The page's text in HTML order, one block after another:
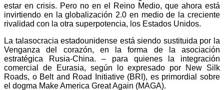
estar en crisis. Pero no en el Reino Medio, que ahora está
invirtiendo en la globalización 2.0 en medio de la creciente
rivalidad con la otra superpotencia, los Estados Unidos.
La talasocracia estadounidense está siendo sustituida por la
Venganza del corazón, en la forma de la asociación
estratégica Rusia-China. – para quienes la integración
comercial de Eurasia, según lo expresado por New Silk
Roads, o Belt and Road Initiative (BRI), es primordial sobre
el dogma Make America Great Again (MAGA).